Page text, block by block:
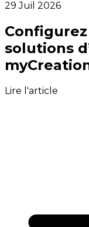
29 Juil 2026
solutions
Lire l'article